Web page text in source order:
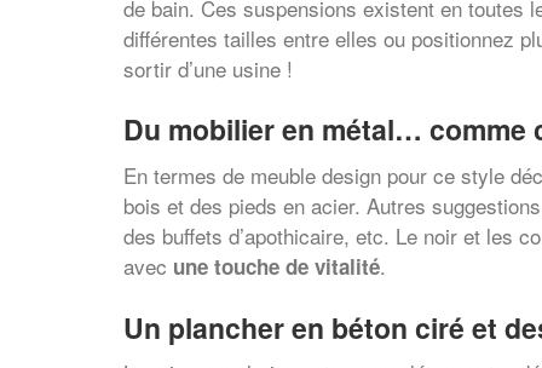
de bain. Ces suspensions existent en toutes
différentes tailles entre elles ou positionnez
sortir d’une usine !
Du mobilier en métal… comme
En termes de meuble design pour ce style
bois et des pieds en acier. Autres
des buffets d’apothicaire, etc. Le noir et les
avec une touche de vitalité.
Un plancher en béton ciré et